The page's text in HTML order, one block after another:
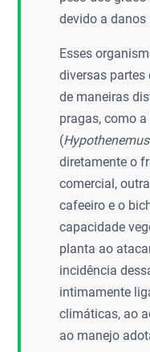
devido a
Esses
diversas
de maneiras
pragas, como
(
diretamente o
comercial,
cafeeiro e o
capacidade
planta ao
incidência
intimamente
climáticas, ao
ao manejo